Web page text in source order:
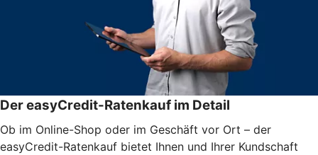
Der easyCredit-Ratenkauf im Detail
Ob im Online-Shop oder im Geschäft vor Ort – der
easyCredit-Ratenkauf bietet Ihnen und Ihrer Kundschaft